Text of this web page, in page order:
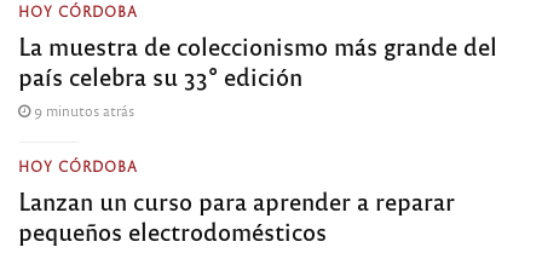
HOY CÓRDOBA
La muestra de coleccionismo más grande del
país celebra su 33° edición
9 minutos atrás
HOY CÓRDOBA
Lanzan un curso para aprender a reparar
pequeños electrodomésticos